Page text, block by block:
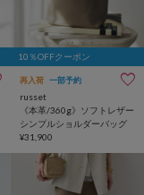
10％OFFクーポン
再入荷 一部予約
russet
《本革/360g》ソフトレザー
シンプルショルダーバッグ
¥31,900